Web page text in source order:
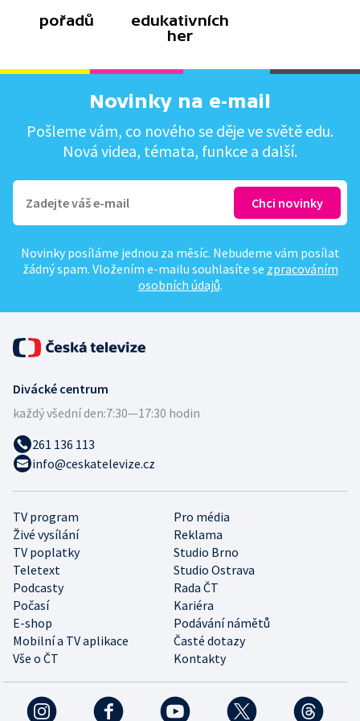
pořadů
edukativních
her
Novinky na e-mail
Pošleme vám, co nového se děje ve světě edu.
Nová videa, témata, funkce a další.
Novinky posíláme jednou za měsíc. Nebudeme vám posílat
žádný spam. Vložením e-mailu souhlasíte se zpracováním
osobních údajů.